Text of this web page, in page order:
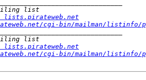
lists.pirateweb.net
cgi-bin/mailman/listinfo/
lists.pirateweb.net
cgi-bin/mailman/listinfo/